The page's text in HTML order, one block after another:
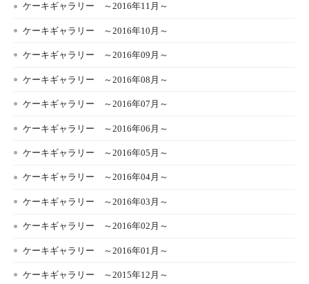
ケーキギャラリー ～2016年11月～
ケーキギャラリー ～2016年10月～
ケーキギャラリー ～2016年09月～
ケーキギャラリー ～2016年08月～
ケーキギャラリー ～2016年07月～
ケーキギャラリー ～2016年06月～
ケーキギャラリー ～2016年05月～
ケーキギャラリー ～2016年04月～
ケーキギャラリー ～2016年03月～
ケーキギャラリー ～2016年02月～
ケーキギャラリー ～2016年01月～
ケーキギャラリー ～2015年12月～